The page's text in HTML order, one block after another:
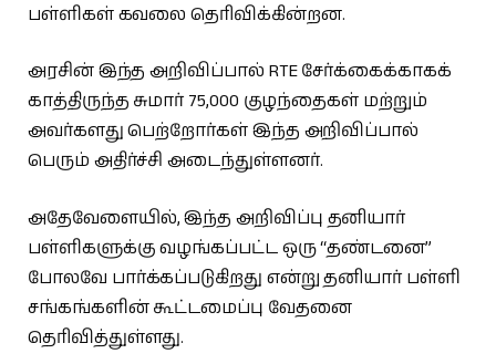
பள்ளிகள் கவலை தெரிவிக்கின்றன.
அரசின் இந்த அறிவிப்பால் RTE சேர்க்கைக்காகக்
காத்திருந்த சுமார் 75,000 குழந்தைகள் மற்றும்
அவர்களது பெற்றோர்கள் இந்த அறிவிப்பால்
பெரும் அதிர்ச்சி அடைந்துள்ளனர்.
அதேவேளையில், இந்த அறிவிப்பு தனியார்
பள்ளிகளுக்கு வழங்கப்பட்ட ஒரு “தண்டனை”
போலவே பார்க்கப்படுகிறது என்று தனியார் பள்ளி
சங்கங்களின் கூட்டமைப்பு வேதனை
தெரிவித்துள்ளது.